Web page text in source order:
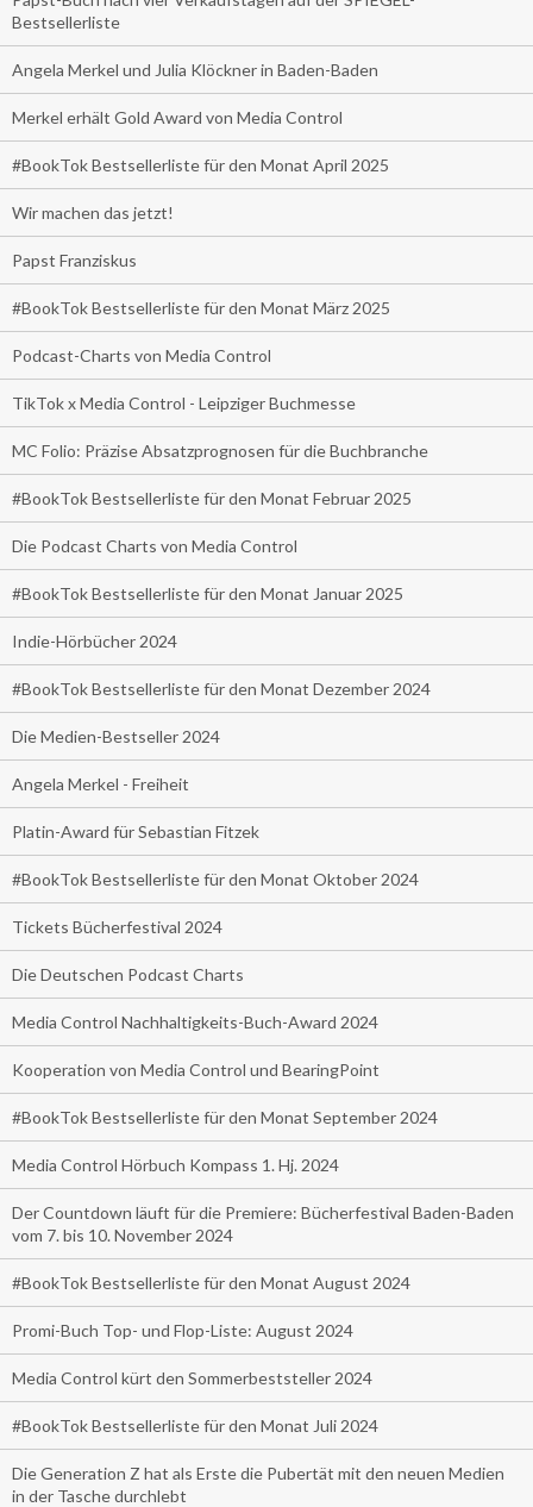
Bestsellerliste
Angela Merkel und Julia Klöckner in Baden-Baden
Merkel erhält Gold Award von Media Control
#BookTok Bestsellerliste für den Monat April 2025
Wir machen das jetzt!
Papst Franziskus
#BookTok Bestsellerliste für den Monat März 2025
Podcast-Charts von Media Control
TikTok x Media Control - Leipziger Buchmesse
MC Folio: Präzise Absatzprognosen für die Buchbranche
#BookTok Bestsellerliste für den Monat Februar 2025
Die Podcast Charts von Media Control
#BookTok Bestsellerliste für den Monat Januar 2025
Indie-Hörbücher 2024
#BookTok Bestsellerliste für den Monat Dezember 2024
Die Medien-Bestseller 2024
Angela Merkel - Freiheit
Platin-Award für Sebastian Fitzek
#BookTok Bestsellerliste für den Monat Oktober 2024
Tickets Bücherfestival 2024
Die Deutschen Podcast Charts
Media Control Nachhaltigkeits-Buch-Award 2024
Kooperation von Media Control und BearingPoint
#BookTok Bestsellerliste für den Monat September 2024
Media Control Hörbuch Kompass 1. Hj. 2024
Der Countdown läuft für die Premiere: Bücherfestival Baden-Baden
vom 7. bis 10. November 2024
#BookTok Bestsellerliste für den Monat August 2024
Promi-Buch Top- und Flop-Liste: August 2024
Media Control kürt den Sommerbeststeller 2024
#BookTok Bestsellerliste für den Monat Juli 2024
Die Generation Z hat als Erste die Pubertät mit den neuen Medien
in der Tasche durchlebt